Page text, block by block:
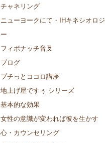
チャネリング
ニューヨークにて・IHキネシオロジ
ー
フィボナッチ音叉
ブログ
プチっとココロ講座
地上げ屋ですぅ シリーズ
基本的な効果
女性の意識が変われば彼を生かす
心・カウンセリング